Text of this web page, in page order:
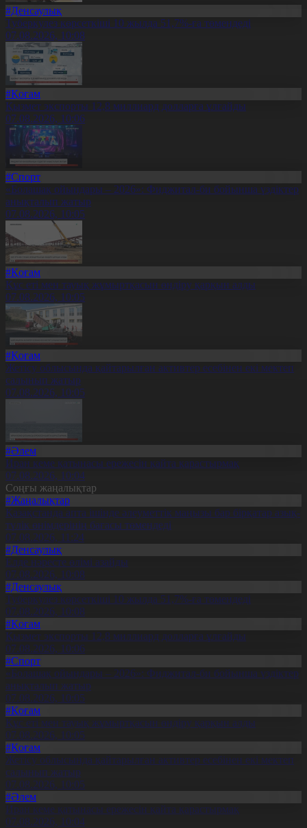
#Денсаулық
Туберкулез көрсеткіші 10 жылда 51,7%-ға төмендеді
07.08.2026, 10:08
#Қоғам
Қызмет экспорты 12,8 миллиард долларға ұлғайды
07.08.2026, 10:06
#Спорт
«Болашақ ойындары – 2026»: Фиджитал-би бойынша үздіктер
анықталып жатыр
07.08.2026, 10:05
#Қоғам
Құс еті мен тауық жұмыртқасын өндіру қарқын алды
07.08.2026, 10:05
#Қоғам
Жетісу облысында қайтарылған активтер есебінен екі мектеп
салынып жатыр
07.08.2026, 10:05
#Әлем
Иран кеме қатынасы ережесін қайта қарастырмақ
07.08.2026, 10:04
Соңғы жаңалықтар
#Жаңалықтар
Қазақстанда апта ішінде әлеуметтік маңызы бар бірқатар азық-
түлік өнімдерінің бағасы төмендеді
07.08.2026, 11:24
#Денсаулық
Елде нәресте өлімі азайды
07.08.2026, 10:08
#Денсаулық
Туберкулез көрсеткіші 10 жылда 51,7%-ға төмендеді
07.08.2026, 10:08
#Қоғам
Қызмет экспорты 12,8 миллиард долларға ұлғайды
07.08.2026, 10:06
#Спорт
«Болашақ ойындары – 2026»: Фиджитал-би бойынша үздіктер
анықталып жатыр
07.08.2026, 10:05
#Қоғам
Құс еті мен тауық жұмыртқасын өндіру қарқын алды
07.08.2026, 10:05
#Қоғам
Жетісу облысында қайтарылған активтер есебінен екі мектеп
салынып жатыр
07.08.2026, 10:05
#Әлем
Иран кеме қатынасы ережесін қайта қарастырмақ
07.08.2026, 10:04